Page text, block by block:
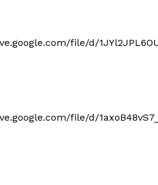
file/d/
file/d/